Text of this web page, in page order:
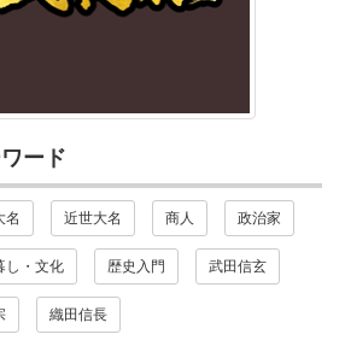
ード
名 近世大名 商人 政治家
し・文化 歴史入門 武田信玄
織田信長